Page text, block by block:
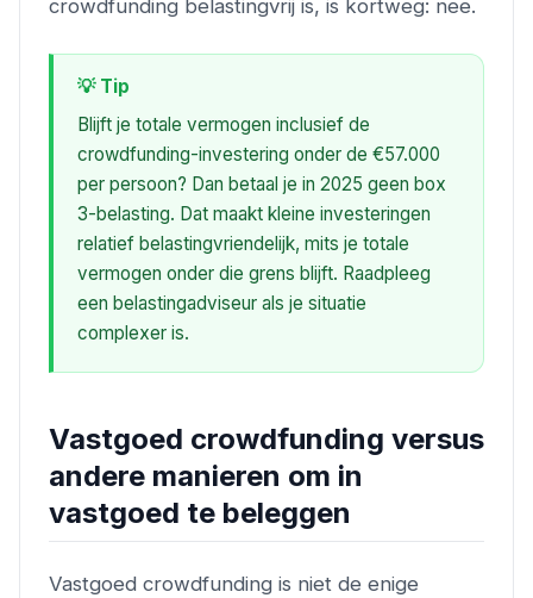
crowdfunding belastingvrij is, is kortweg: nee.
💡 Tip
Blijft je totale vermogen inclusief de
crowdfunding-investering onder de €57.000
per persoon? Dan betaal je in 2025 geen box
3-belasting. Dat maakt kleine investeringen
relatief belastingvriendelijk, mits je totale
vermogen onder die grens blijft. Raadpleeg
een belastingadviseur als je situatie
complexer is.
Vastgoed crowdfunding versus
andere manieren om in
vastgoed te beleggen
Vastgoed crowdfunding is niet de enige